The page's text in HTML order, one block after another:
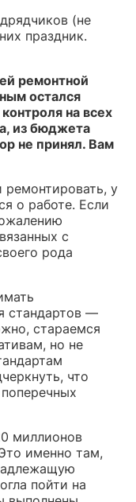
(не
праздник.
ремонтной
остался
на всех
из бюджета
не принял. Вам
у
о работе. Если
с
рода
стандартов —
стараемся
но не
что
миллионов
именно там,
пойти на